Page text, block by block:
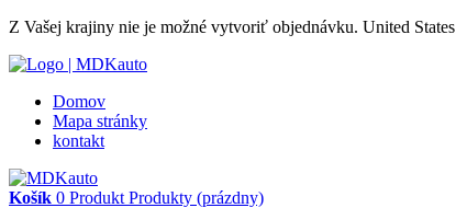
Z Vašej krajiny nie je možné vytvoriť objednávku. United States
Domov
Mapa stránky
kontakt
Košík 0 Produkt Produkty (prázdny)